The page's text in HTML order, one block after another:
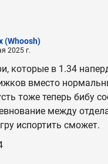
(Whoosh)
2025 г.
которые в 1.34
вместо
тоже теперь бибу
между
испортить сможет.